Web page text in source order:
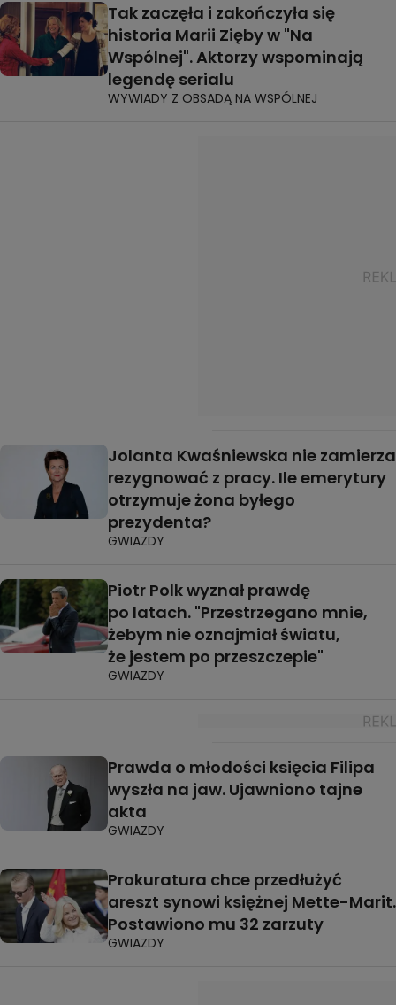
Tak zaczęła i zakończyła się
historia Marii Zięby w "Na
Wspólnej". Aktorzy wspominają
legendę serialu
WYWIADY Z OBSADĄ NA WSPÓLNEJ
Jolanta Kwaśniewska nie zamierza
rezygnować z pracy. Ile emerytury
otrzymuje żona byłego
prezydenta?
GWIAZDY
Piotr Polk wyznał prawdę
po latach. "Przestrzegano mnie,
żebym nie oznajmiał światu,
że jestem po przeszczepie"
GWIAZDY
Prawda o młodości księcia Filipa
wyszła na jaw. Ujawniono tajne
akta
GWIAZDY
Prokuratura chce przedłużyć
areszt synowi księżnej Mette-Marit.
Postawiono mu 32 zarzuty
GWIAZDY